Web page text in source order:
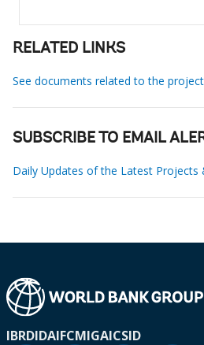
RELATED LINKS
See documents related to the
SUBSCRIBE TO EMAIL
Daily Updates of the Latest Projects
IBRDIDAIFCMIGAICSID